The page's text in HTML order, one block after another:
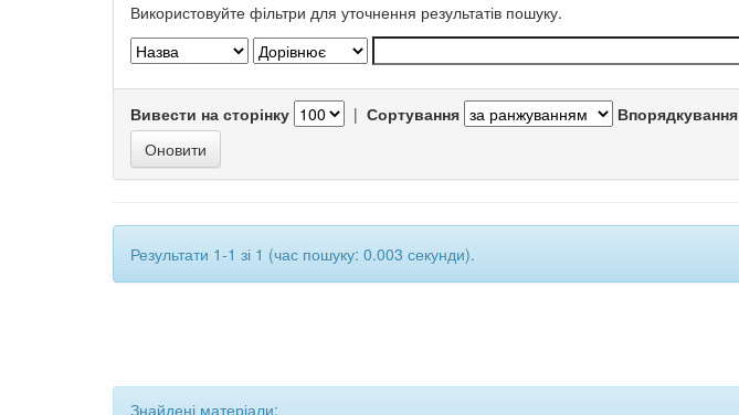
Використовуйте фільтри для уточнення результатів пошуку.
Вивести на сторінку | Сортування Впорядкування
Результати 1-1 зі 1 (час пошуку: 0.003 секунди).
Знайдені матеріали: